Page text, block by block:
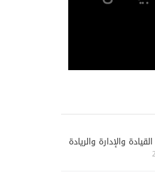
والإدارة والريادة